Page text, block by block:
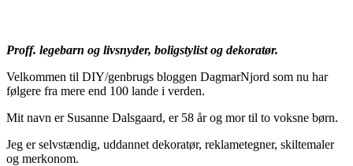
Proff. legebarn og livsnyder, boligstylist og dekoratør.
Velkommen til DIY/genbrugs bloggen DagmarNjord som nu har
følgere fra mere end 100 lande i verden.
Mit navn er Susanne Dalsgaard, er 58 år og mor til to voksne børn.
Jeg er selvstændig, uddannet dekoratør, reklametegner, skiltemaler
og merkonom.